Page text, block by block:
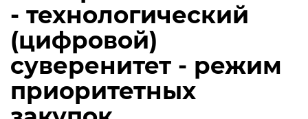
- технологический
(цифровой)
суверенитет - режим
приоритетных